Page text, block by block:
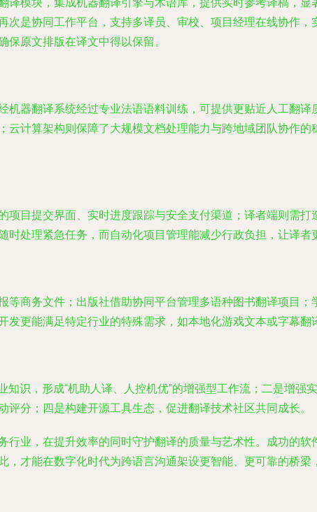
是协同工作平台，支持多译员、审校、项目经理在线协作
原文排版在译文中得以保留。
器翻译系统经过专业法语语料训练，可提供更贴近人工翻
计算架构则保障了大规模文档处理能力与跨地域团队协作
目提交界面、实时进度跟踪与安全支付渠道；译者端则需
处理紧急任务，而自动化项目管理能减少行政负担，让译者
商务文件；出版社借助协同平台管理多语种图书翻译项目
更能满足特定行业的特殊需求，如本地化游戏文本或字幕翻
识，形成“机助人译、人控机优”的增强型工作流；二是增强
分；四是构建开源工具生态，促进翻译技术社区共同成长。
业，在提升效率的同时守护翻译的质量与艺术性。成功的
才能在数字化时代为跨语言沟通架设更智能、更可靠的桥